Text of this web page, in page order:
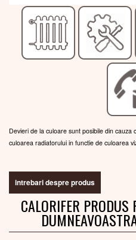
Devieri de la culoare sunt posibile din
culoarea radiatorului in functie de culoarea
intrebari despre produs
CALORIFER PRODUS